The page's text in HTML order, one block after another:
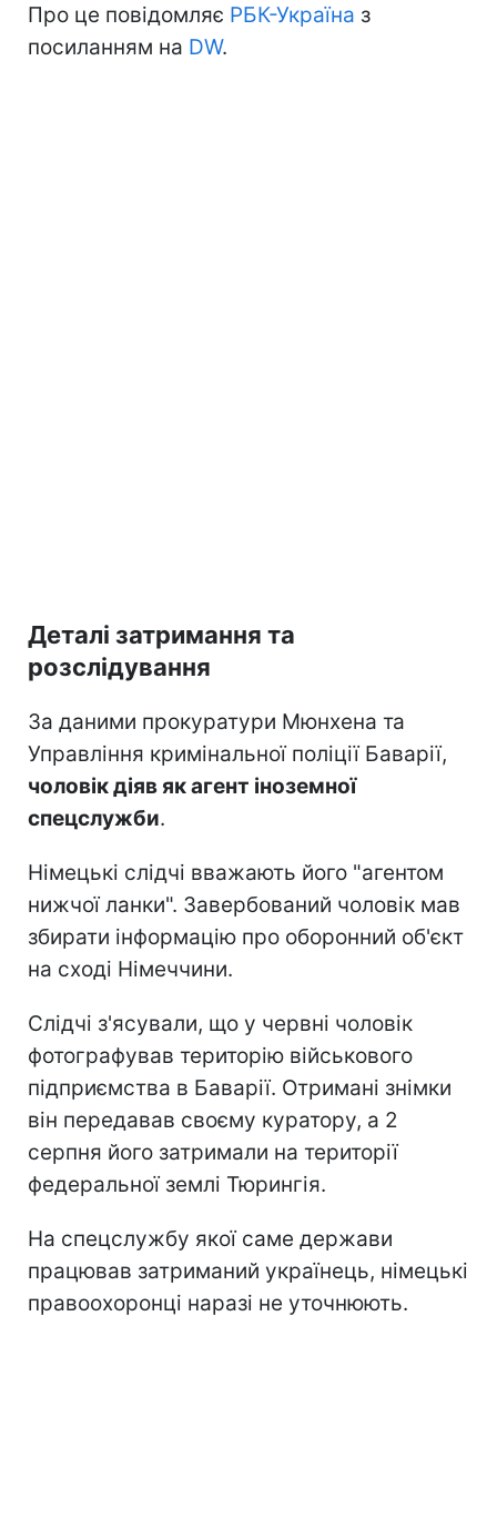
Про це повідомляє РБК-Україна з
посиланням на DW.
Деталі затримання та
розслідування
За даними прокуратури Мюнхена та
Управління кримінальної поліції Баварії,
чоловік діяв як агент іноземної
спецслужби.
Німецькі слідчі вважають його "агентом
нижчої ланки". Завербований чоловік мав
збирати інформацію про оборонний об'єкт
на сході Німеччини.
Слідчі з'ясували, що у червні чоловік
фотографував територію військового
підприємства в Баварії. Отримані знімки
він передавав своєму куратору, а 2
серпня його затримали на території
федеральної землі Тюрингія.
На спецслужбу якої саме держави
працював затриманий українець, німецькі
правоохоронці наразі не уточнюють.